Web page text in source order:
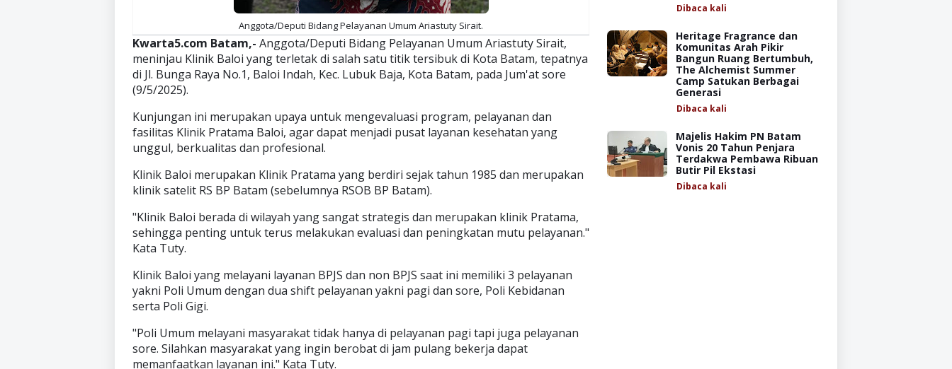
Anggota/Deputi Bidang Pelayanan Umum Ariastuty Sirait.
Kwarta5.com Batam,- Anggota/Deputi Bidang Pelayanan Umum Ariastuty Sirait,
meninjau Klinik Baloi yang terletak di salah satu titik tersibuk di Kota Batam, tepatnya
di Jl. Bunga Raya No.1, Baloi Indah, Kec. Lubuk Baja, Kota Batam, pada Jum'at sore
(9/5/2025).
Kunjungan ini merupakan upaya untuk mengevaluasi program, pelayanan dan
fasilitas Klinik Pratama Baloi, agar dapat menjadi pusat layanan kesehatan yang
unggul, berkualitas dan profesional.
Klinik Baloi merupakan Klinik Pratama yang berdiri sejak tahun 1985 dan merupakan
klinik satelit RS BP Batam (sebelumnya RSOB BP Batam).
"Klinik Baloi berada di wilayah yang sangat strategis dan merupakan klinik Pratama,
sehingga penting untuk terus melakukan evaluasi dan peningkatan mutu pelayanan."
Kata Tuty.
Klinik Baloi yang melayani layanan BPJS dan non BPJS saat ini memiliki 3 pelayanan
yakni Poli Umum dengan dua shift pelayanan yakni pagi dan sore, Poli Kebidanan
serta Poli Gigi.
"Poli Umum melayani masyarakat tidak hanya di pelayanan pagi tapi juga pelayanan
sore. Silahkan masyarakat yang ingin berobat di jam pulang bekerja dapat
memanfaatkan layanan ini." Kata Tuty.
Dibaca kali
Heritage Fragrance dan
Komunitas Arah Pikir
Bangun Ruang Bertumbuh,
The Alchemist Summer
Camp Satukan Berbagai
Generasi
Dibaca kali
Majelis Hakim PN Batam
Vonis 20 Tahun Penjara
Terdakwa Pembawa Ribuan
Butir Pil Ekstasi
Dibaca kali